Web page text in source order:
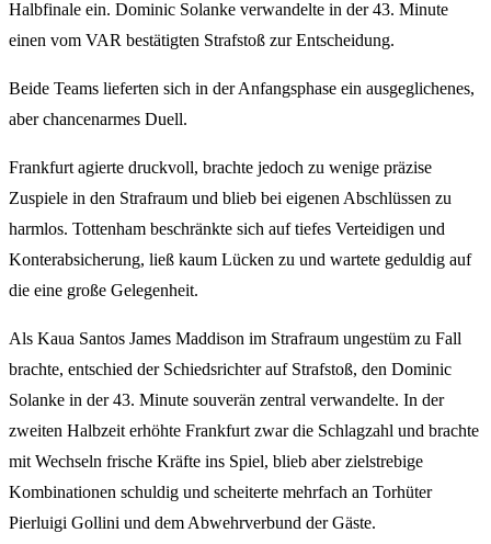
Halbfinale ein. Dominic Solanke verwandelte in der 43. Minute
einen vom VAR bestätigten Strafstoß zur Entscheidung.
Beide Teams lieferten sich in der Anfangsphase ein ausgeglichenes,
aber chancenarmes Duell.
Frankfurt agierte druckvoll, brachte jedoch zu wenige präzise
Zuspiele in den Strafraum und blieb bei eigenen Abschlüssen zu
harmlos. Tottenham beschränkte sich auf tiefes Verteidigen und
Konterabsicherung, ließ kaum Lücken zu und wartete geduldig auf
die eine große Gelegenheit.
Als Kaua Santos James Maddison im Strafraum ungestüm zu Fall
brachte, entschied der Schiedsrichter auf Strafstoß, den Dominic
Solanke in der 43. Minute souverän zentral verwandelte. In der
zweiten Halbzeit erhöhte Frankfurt zwar die Schlagzahl und brachte
mit Wechseln frische Kräfte ins Spiel, blieb aber zielstrebige
Kombinationen schuldig und scheiterte mehrfach an Torhüter
Pierluigi Gollini und dem Abwehrverbund der Gäste.